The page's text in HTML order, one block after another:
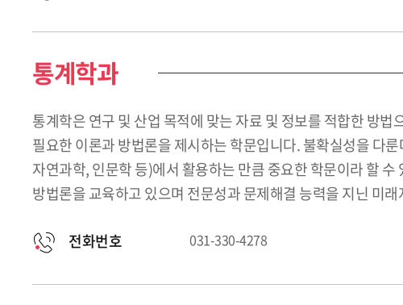
통계학과
통계학은 연구 및 산업 목적에 맞는 자료 및 정보를 적합한 방
필요한 이론과 방법론을 제시하는 학문입니다. 불확실성을 다
자연과학, 인문학 등)에서 활용하는 만큼 중요한 학문이라 할
방법론을 교육하고 있으며 전문성과 문제해결 능력을 지닌 미
전화번호 031-330-4278